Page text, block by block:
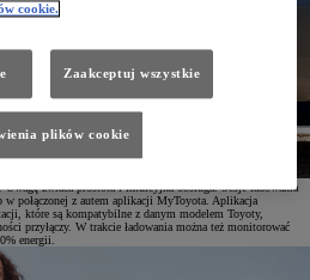
zwraca prostota i intuicyjna obsługa. Sesje ładowania
połączonej z autem aplikacji MyToyota. Aplikacja
które są kompatybilne z danym modelem Toyoty,
przyłączy. W trakcie ładowania można też monitorować
energii.
cookie.
Zaakceptuj wszystkie
plików cookie